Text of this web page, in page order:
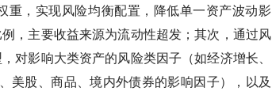
，实现风险均衡配置，降低单一资产波动影
，主要收益来源为流动性超发；其次，通过风
对影响大类资产的风险类因子（如经济增长、
美股、商品、境内外债券的影响因子），以及